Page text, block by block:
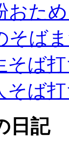
おた
そば
そば
そば
日記